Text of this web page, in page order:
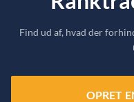
Find ud af, hvad der
OPRET